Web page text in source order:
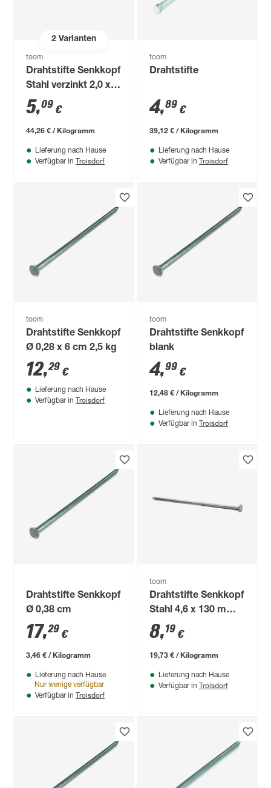
2Varianten
toom
Drahtstifte Senkkopf
Stahl verzinkt 2,0 x
40 mm
5,09 €
44,26 € / Kilogramm
Lieferung nach Hause
Verfügbar in Troisdorf
toom
Drahtstifte
4,89 €
39,12 € / Kilogramm
Lieferung nach Hause
Verfügbar in Troisdorf
toom
Drahtstifte Senkkopf
Ø 0,28 x 6 cm 2,5 kg
12,29 €
Lieferung nach Hause
Verfügbar in Troisdorf
toom
Drahtstifte Senkkopf
blank
4,99 €
12,48 € / Kilogramm
Lieferung nach Hause
Verfügbar in Troisdorf
Drahtstifte Senkkopf
Ø 0,38 cm
17,29 €
3,46 € / Kilogramm
Lieferung nach Hause
Nur wenige verfügbar
Verfügbar in Troisdorf
toom
Drahtstifte Senkkopf
Stahl 4,6 x 130 mm
25 Stück
8,19 €
19,73 € / Kilogramm
Lieferung nach Hause
Verfügbar in Troisdorf